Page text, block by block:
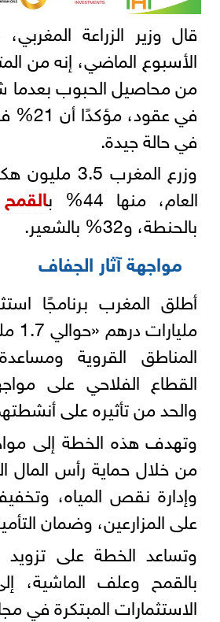
قال وزير الزراعة
من محاصيل الحبوب
في
في حالة جيدة.
وزرع المغرب
العام، منها 44% ب
بالحنطة، و32% بالشعير.
مواجهة آثار الجفاف
المناطق القروية
القطاع الفلاحي على
والحد من تأثيره على
وتهدف هذه الخطة إلى
من خلال حماية رأس المال
وإدارة نقص المياه، وتخفيف
على المزارعين، وضمان
وتساعد الخطة على تزويد
بالقمح وعلف الماشية،
الاستثمارات المبتكرة في